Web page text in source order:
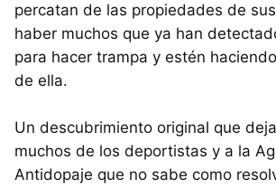
percatan de las propiedades de
haber muchos que ya han
para hacer trampa y estén
de ella.
Un descubrimiento original que
muchos de los deportistas y a la
Antidopaje que no sabe como